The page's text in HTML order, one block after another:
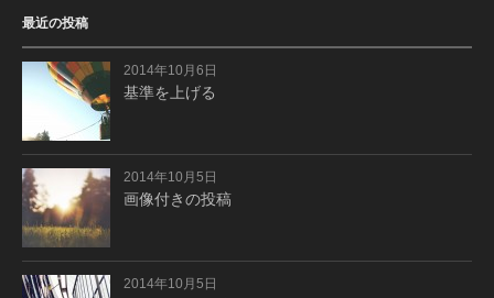
最近の投稿
2014年10月6日
基準を上げる
2014年10月5日
画像付きの投稿
2014年10月5日